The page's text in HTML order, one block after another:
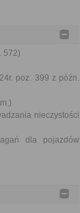
572)
poz. 399 z późn.
nieczystości
dla pojazdów